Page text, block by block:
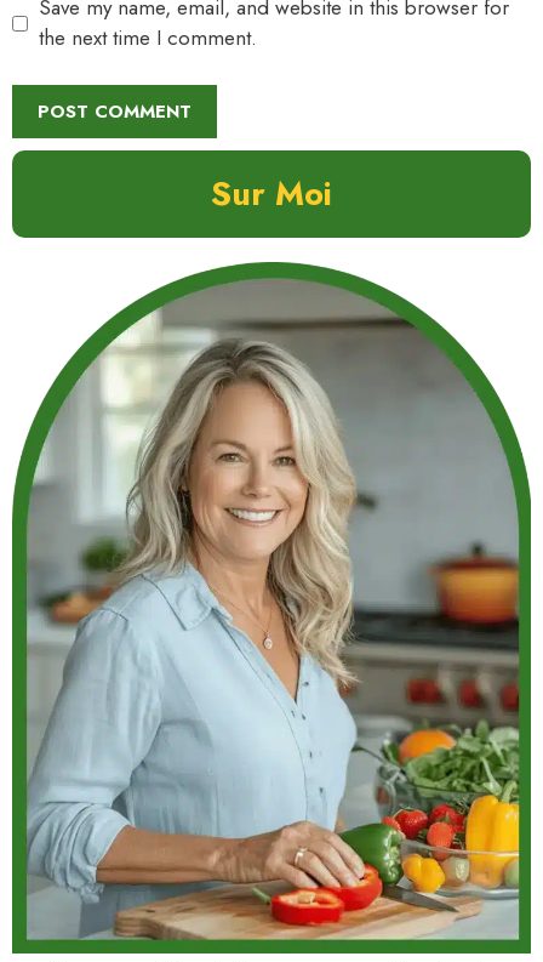
Save my name, email, and website in this browser for
the next time I comment.
Sur Moi